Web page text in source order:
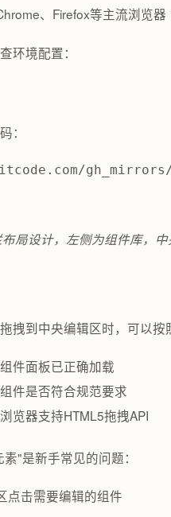
、Firefox等主流浏览器
环境配置：
：
局设计，左侧为组件库，
拽到中央编辑区时，可以
件面板已正确加载
件是否符合规范要求
览器支持HTML5拖拽API
"是新手常见的问题：
点击需要编辑的组件